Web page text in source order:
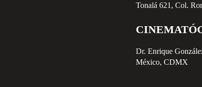
Tonalá 621, Col.
Dr. Enrique
México, CDMX